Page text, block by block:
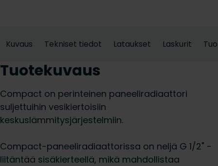
Kuvaus Tekniset tiedot Lataukset Laskurit
Tuotekuvaus
Compact on perinteinen paneeliradiaattori
suljettuihin vesikiertoisiin
keskuslämmitysjärjestelmiin.
Compact-paneeliradiaattorissa on neljä G 1/2" -
liitäntää sisäkierteellä, mikä mahdollistaa